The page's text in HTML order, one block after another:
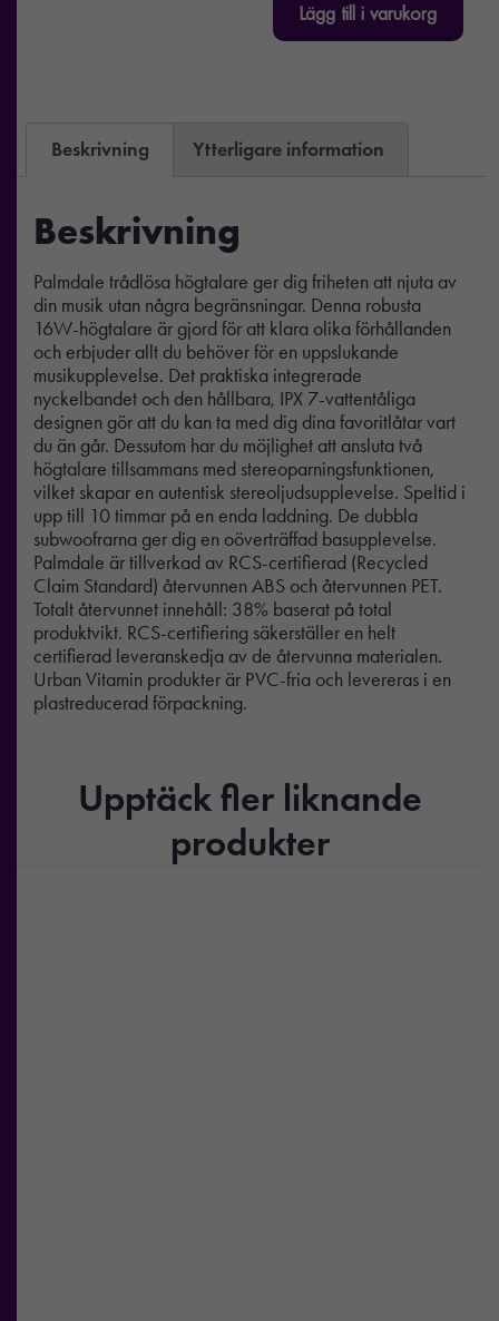
Lägg till i varukorg
Beskrivning Ytterligare information
Beskrivning
Palmdale trådlösa högtalare ger dig friheten att njuta av
din musik utan några begränsningar. Denna robusta
16W-högtalare är gjord för att klara olika förhållanden
och erbjuder allt du behöver för en uppslukande
musikupplevelse. Det praktiska integrerade
nyckelbandet och den hållbara, IPX 7-vattentåliga
designen gör att du kan ta med dig dina favoritlåtar vart
du än går. Dessutom har du möjlighet att ansluta två
högtalare tillsammans med stereoparningsfunktionen,
vilket skapar en autentisk stereoljudsupplevelse. Speltid i
upp till 10 timmar på en enda laddning. De dubbla
subwoofrarna ger dig en oöverträffad basupplevelse.
Palmdale är tillverkad av RCS-certifierad (Recycled
Claim Standard) återvunnen ABS och återvunnen PET.
Totalt återvunnet innehåll: 38% baserat på total
produktvikt. RCS-certifiering säkerställer en helt
certifierad leveranskedja av de återvunna materialen.
Urban Vitamin produkter är PVC-fria och levereras i en
plastreducerad förpackning.
Upptäck fler liknande
produkter